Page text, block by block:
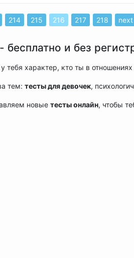
214 215 216 217 218
бесплатно и без
тебя характер, кто ты в
тем: тесты для девочек,
новые тесты онлайн, чтобы